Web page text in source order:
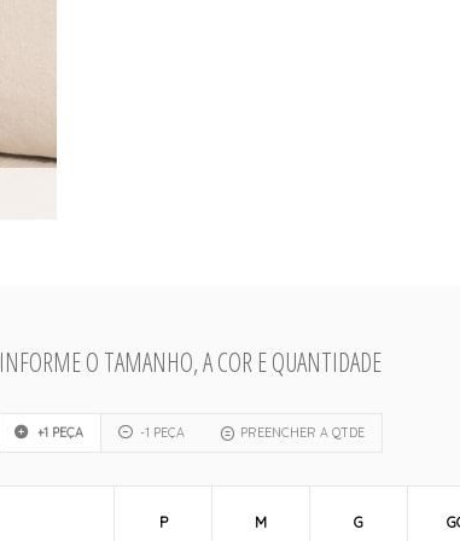
INFORME O TAMANHO, A COR E QUANTIDADE
+1 PEÇA -1 PEÇA PREENCHER A QTDE
P M G